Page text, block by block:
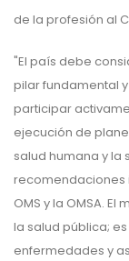
de la profesión al
"El país debe
pilar fundamental
participar
ejecución de
salud humana y la
recomendaciones
OMS y la OMSA.
la salud pública;
enfermedades y